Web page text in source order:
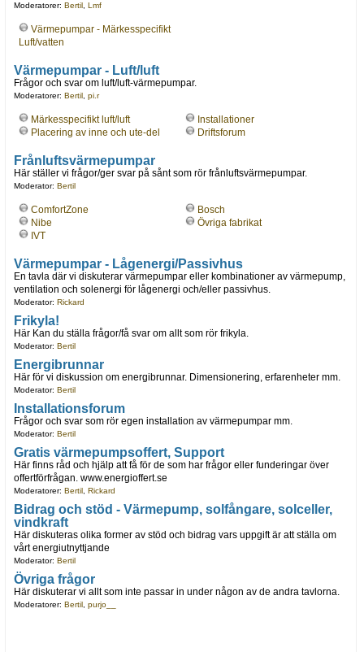
Moderatorer: Bertil, Lmf
Värmepumpar - Märkesspecifikt
Luft/vatten
Värmepumpar - Luft/luft
Frågor och svar om luft/luft-värmepumpar.
Moderatorer: Bertil, pi.r
Märkesspecifikt luft/luft
Placering av inne och ute-del
Installationer
Driftsforum
Frånluftsvärmepumpar
Här ställer vi frågor/ger svar på sånt som rör frånluftsvärmepumpar.
Moderator: Bertil
ComfortZone
Nibe
IVT
Bosch
Övriga fabrikat
Värmepumpar - Lågenergi/Passivhus
En tavla där vi diskuterar värmepumpar eller kombinationer av värmepump,
ventilation och solenergi för lågenergi och/eller passivhus.
Moderator: Rickard
Frikyla!
Här Kan du ställa frågor/få svar om allt som rör frikyla.
Moderator: Bertil
Energibrunnar
Här för vi diskussion om energibrunnar. Dimensionering, erfarenheter mm.
Moderator: Bertil
Installationsforum
Frågor och svar som rör egen installation av värmepumpar mm.
Moderator: Bertil
Gratis värmepumpsoffert, Support
Här finns råd och hjälp att få för de som har frågor eller funderingar över
offertförfrågan. www.energioffert.se
Moderatorer: Bertil, Rickard
Bidrag och stöd - Värmepump, solfångare, solceller,
vindkraft
Här diskuteras olika former av stöd och bidrag vars uppgift är att ställa om
vårt energiutnyttjande
Moderator: Bertil
Övriga frågor
Här diskuterar vi allt som inte passar in under någon av de andra tavlorna.
Moderatorer: Bertil, purjo__